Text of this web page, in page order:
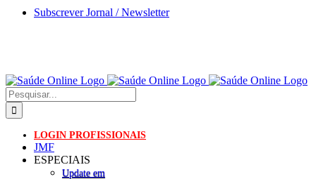
Skip
Subscrever Jornal / Newsletter
Pesquisar
LOGIN PROFISSIONAIS
JMF
ESPECIAIS
Update em